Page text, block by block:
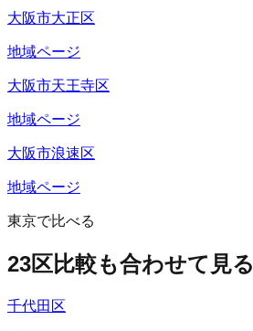
大阪市大正区
地域ページ
大阪市天王寺区
地域ページ
大阪市浪速区
地域ページ
東京で比べる
23区比較も合わせて見る
千代田区